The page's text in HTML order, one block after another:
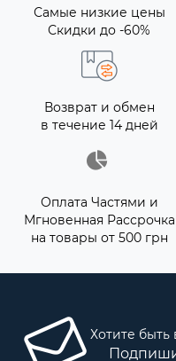
Самые низкие цены
Скидки до -60%
Возврат и обмен
в течение 14 дней
Оплата Частями и
Мгновенная Рассрочка
на товары от 500 грн
Хотите быть